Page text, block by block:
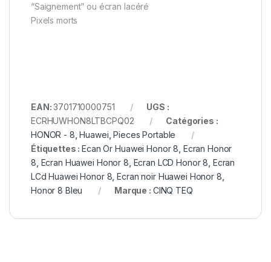
“Saignement” ou écran lacéré
Pixels morts
EAN:3701710000751
UGS :
ECRHUWHON8LTBCPQ02
Catégories :
HONOR - 8 ,Huawei ,Pieces Portable
Étiquettes :Ecan Or Huawei Honor 8 Ecran Honor
8 Ecran Huawei Honor 8 Ecran LCD Honor 8 Ecran
LCd Huawei Honor 8 ,Ecran noir Huawei Honor 8
Honor 8 Bleu
Marque : CINQ TEQ